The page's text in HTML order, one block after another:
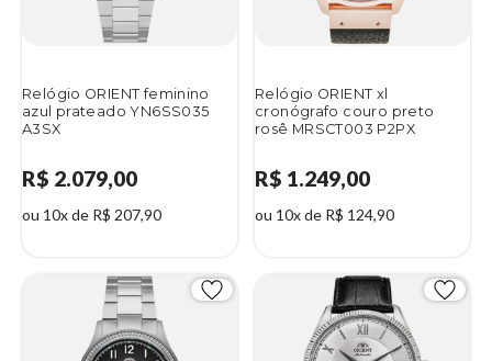
Relógio ORIENT feminino
azul prateado YN6SS035
A3SX
R$ 2.079,00
ou 10x de R$ 207,90
Relógio ORIENT xl
cronógrafo couro preto
rosê MRSCT003 P2PX
R$ 1.249,00
ou 10x de R$ 124,90